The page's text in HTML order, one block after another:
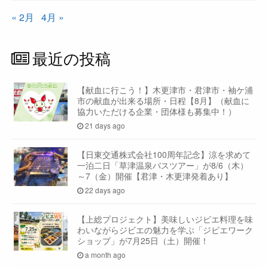
« 2月 4月 »
最近の投稿
【献血に行こう！】木更津市・君津市・袖ケ浦
市の献血が出来る場所・日程【8月】（献血に
協力いただける企業・団体様も募集中！）
21 days ago
【日東交通株式会社100周年記念】涼を求めて
一泊二日「草津温泉バスツアー」が8/6（木）
～7（金）開催【君津・木更津発着あり】
22 days ago
【上総プロジェクト】美味しいジビエ料理を味
わいながらジビエの魅力を学ぶ「ジビエワーク
ショップ」が7月25日（土）開催！
a month ago